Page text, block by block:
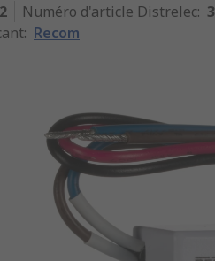
Numéro d'article Distrelec:
: Recom